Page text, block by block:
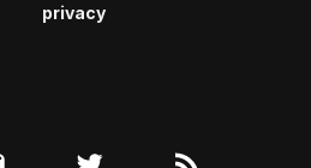
privacy